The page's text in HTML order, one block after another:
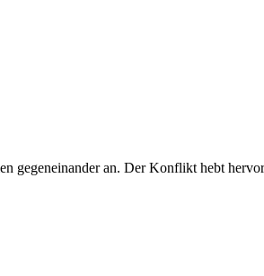
gegeneinander an. Der Konflikt hebt